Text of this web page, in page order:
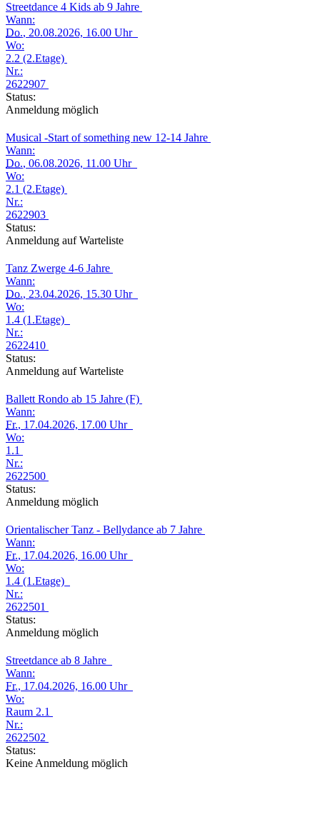
Streetdance 4 Kids ab 9 Jahre
Wann:
Do., 20.08.2026, 16.00 Uhr
Wo:
2.2 (2.Etage)
Nr.:
2622907
Status:
Anmeldung möglich
Musical -Start of something new 12-14 Jahre
Wann:
Do., 06.08.2026, 11.00 Uhr
Wo:
2.1 (2.Etage)
Nr.:
2622903
Status:
Anmeldung auf Warteliste
Tanz Zwerge 4-6 Jahre
Wann:
Do., 23.04.2026, 15.30 Uhr
Wo:
1.4 (1.Etage)
Nr.:
2622410
Status:
Anmeldung auf Warteliste
Ballett Rondo ab 15 Jahre (F)
Wann:
Fr., 17.04.2026, 17.00 Uhr
Wo:
1.1
Nr.:
2622500
Status:
Anmeldung möglich
Orientalischer Tanz - Bellydance ab 7 Jahre
Wann:
Fr., 17.04.2026, 16.00 Uhr
Wo:
1.4 (1.Etage)
Nr.:
2622501
Status:
Anmeldung möglich
Streetdance ab 8 Jahre
Wann:
Fr., 17.04.2026, 16.00 Uhr
Wo:
Raum 2.1
Nr.:
2622502
Status:
Keine Anmeldung möglich